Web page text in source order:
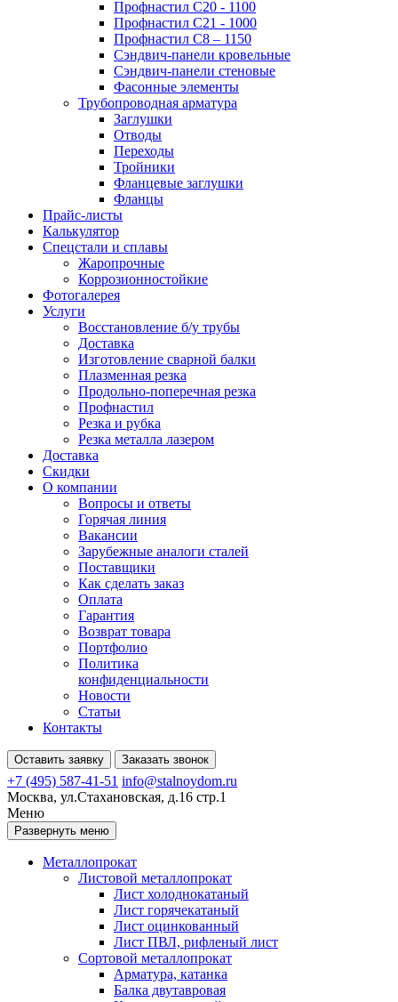
Профнастил С20 - 1100
Профнастил С21 - 1000
Профнастил С8 – 1150
Сэндвич-панели кровельные
Сэндвич-панели стеновые
Фасонные элементы
Трубопроводная арматура
Заглушки
Отводы
Переходы
Тройники
Фланцевые заглушки
Фланцы
Прайс-листы
Калькулятор
Спецстали и сплавы
Жаропрочные
Коррозионностойкие
Фотогалерея
Услуги
Восстановление б/у трубы
Доставка
Изготовление сварной балки
Плазменная резка
Продольно-поперечная резка
Профнастил
Резка и рубка
Резка металла лазером
Доставка
Скидки
О компании
Вопросы и ответы
Горячая линия
Вакансии
Зарубежные аналоги сталей
Поставщики
Как сделать заказ
Оплата
Гарантия
Возврат товара
Портфолио
Политика
конфиденциальности
Новости
Статьи
Контакты
Оставить заявку Заказать звонок
+7 (495) 587-41-51 info@stalnoydom.ru
Москва, ул.Стахановская, д.16 стр.1
Меню
Развернуть меню
Металлопрокат
Листовой металлопрокат
Лист холоднокатаный
Лист горячекатаный
Лист оцинкованный
Лист ПВЛ, рифленый лист
Сортовой металлопрокат
Арматура, катанка
Балка двутавровая